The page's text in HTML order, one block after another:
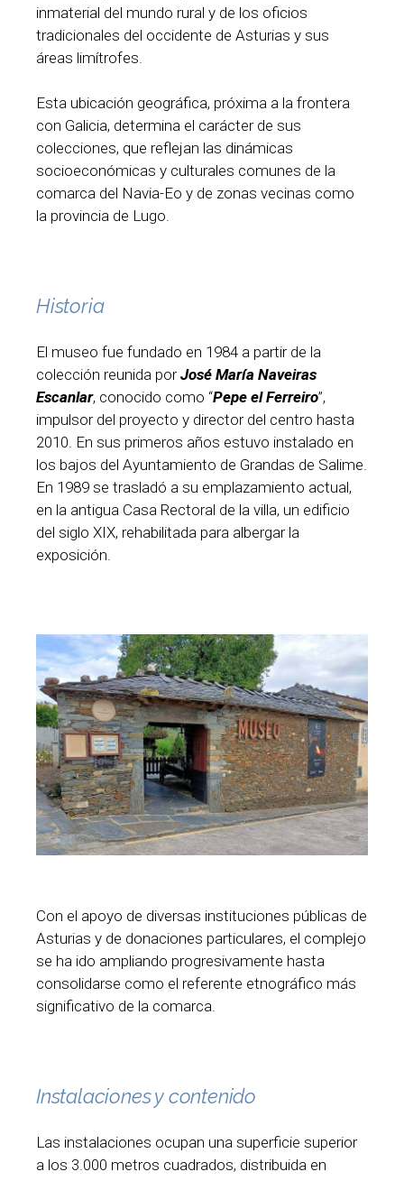
inmaterial del mundo rural y de los oficios
tradicionales del occidente de Asturias y sus
áreas limítrofes.
Esta ubicación geográfica, próxima a la frontera
con Galicia, determina el carácter de sus
colecciones, que reflejan las dinámicas
socioeconómicas y culturales comunes de la
comarca del Navia-Eo y de zonas vecinas como
la provincia de Lugo.
Historia
El museo fue fundado en 1984 a partir de la
colección reunida porJosé María Naveiras
Escanlar, conocido como “Pepe el Ferreiro”,
impulsor del proyecto y director del centro hasta
2010. En sus primeros años estuvo instalado en
los bajos del Ayuntamiento de Grandas de Salime.
En 1989 se trasladó a su emplazamiento actual,
en la antigua Casa Rectoral de la villa, un edificio
del siglo XIX, rehabilitada para albergar la
exposición.
Con el apoyo de diversas instituciones públicas de
Asturias y de donaciones particulares, el complejo
se ha ido ampliando progresivamente hasta
consolidarse como el referente etnográfico más
significativo de la comarca.
Instalaciones y contenido
Las instalaciones ocupan una superficie superior
a los 3.000 metros cuadrados, distribuida en